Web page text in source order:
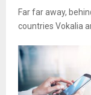
Far far away,
countries Vokalia